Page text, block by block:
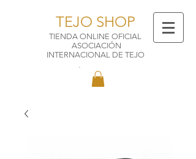
TEJO SHOP
TIENDA ONLINE OFICIAL
ASOCIACIÓN
INTERNACIONAL DE TEJO